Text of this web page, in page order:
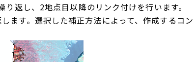
り返し、2地点目以降のリンク付けを行います。
ます。選択した補正方法によって、作成するコ